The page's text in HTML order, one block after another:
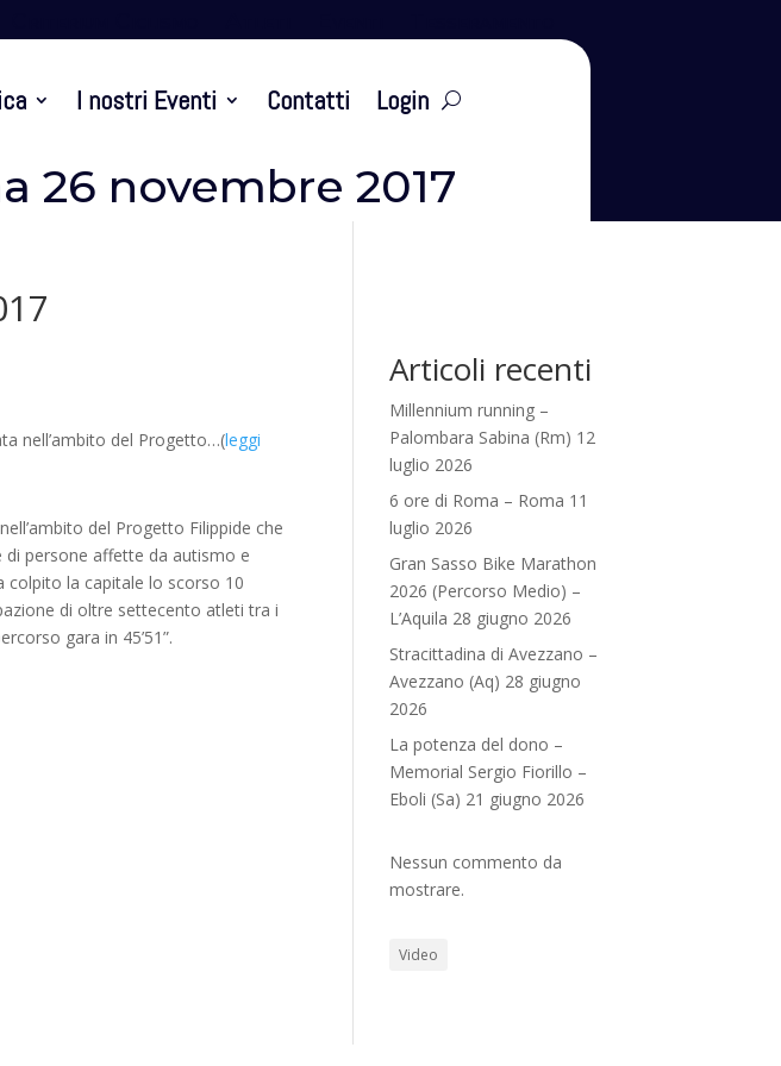
I nostri Eventi Contatti Login
26 novembre 2017
nell’ambito del Progetto…(leggi
del Progetto Filippide che
di persone affette da autismo e
colpito la capitale lo scorso 10
di oltre settecento atleti tra i
gara in 45’51”.
Articoli recenti
Millennium running –
Palombara Sabina (Rm) 12
luglio 2026
6 ore di Roma – Roma 11
luglio 2026
Gran Sasso Bike Marathon
2026 (Percorso Medio) –
L’Aquila 28 giugno 2026
Stracittadina di Avezzano –
Avezzano (Aq) 28 giugno
2026
La potenza del dono –
Memorial Sergio Fiorillo –
Eboli (Sa) 21 giugno 2026
Nessun commento da
mostrare.
Video